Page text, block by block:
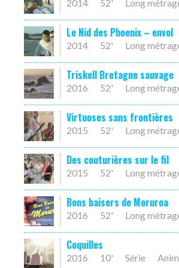
2014 52' Long
Le Nid des Phoenix – envol
2014 52' Long
Triskell Bretagne sauvage
2016 52' Long
Virtuoses sans frontières
2015 52' Long
Des couturières sur le fil
2015 52' Long
Bons baisers de Moruroa
2016 52' Long
Coquilles
2016 10' Série